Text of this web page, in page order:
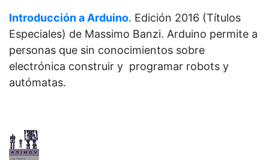
Introducción a Arduino. Edición 2016 (Títulos
Especiales) de Massimo Banzi. Arduino permite a
personas que sin conocimientos sobre
electrónica construir y programar robots y
autómatas.